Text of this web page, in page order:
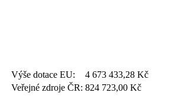
Výše dotace EU: 4 673 433,28 Kč
Veřejné zdroje ČR: 824 723,00 Kč